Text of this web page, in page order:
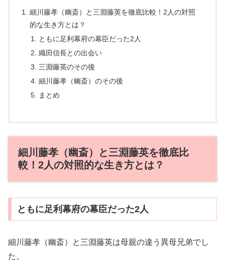
細川藤孝（幽斎）と三淵藤英を徹底比較！2人の対照
的な生き方とは？
ともに足利幕府の幕臣だった2人
織田信長との出会い
三淵藤英のその後
細川藤孝（幽斎）のその後
まとめ
細川藤孝（幽斎）と三淵藤英を徹底比
較！2人の対照的な生き方とは？
ともに足利幕府の幕臣だった2人
細川藤孝（幽斎）と三淵藤英は母親の違う異母兄弟でし
た。